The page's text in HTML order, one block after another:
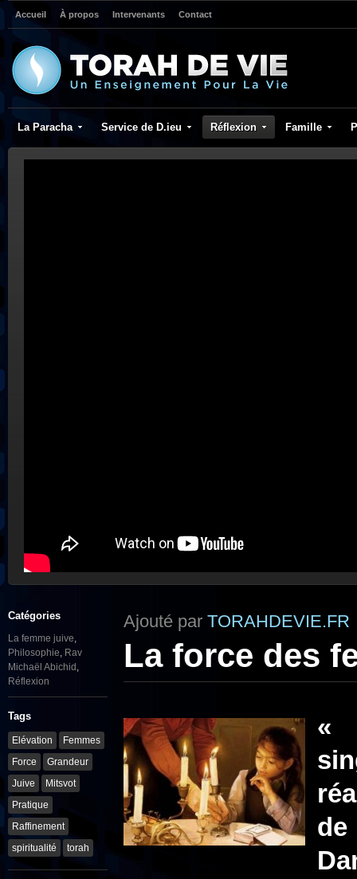
Accueil À propos Intervenants Contact
La Paracha Service de D.ieu Réflexion Famille
Catégories
La femme juive,
Philosophie, Rav
Michaël Abichid ,
Réflexion
Tags
Elévation
Femmes
Force
Grandeur
Juive
Mitsvot
Pratique
Raffinement
spiritualité
torah
Ajouté par TORAHDEVIE.FR
La force des
«